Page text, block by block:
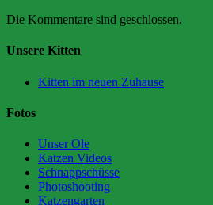
Die Kommentare sind geschlossen.
Unsere Kitten
Kitten im neuen Zuhause
Fotos
Unser Ole
Katzen Videos
Schnappschüsse
Photoshooting
Katzengarten